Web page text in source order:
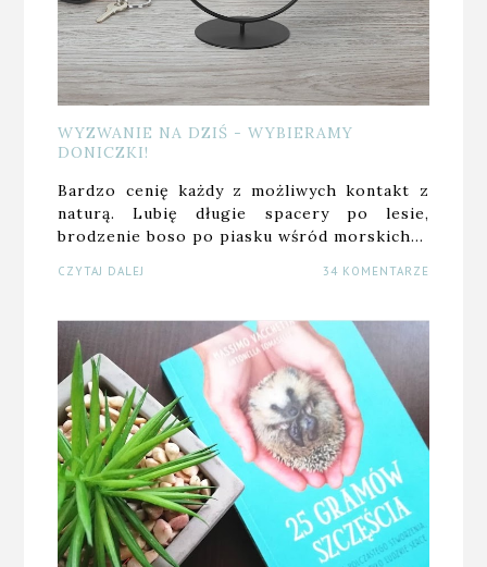
WYZWANIE NA DZIŚ - WYBIERAMY
DONICZKI!
Bardzo cenię każdy z możliwych kontakt z
naturą. Lubię długie spacery po lesie,
brodzenie boso po piasku wśród morskich…
CZYTAJ DALEJ 34 KOMENTARZE